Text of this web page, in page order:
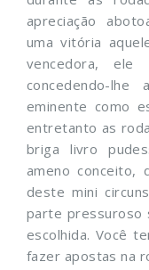
apreciação
uma vitória
vencedora,
concedendo-
eminente como
entretanto as
briga livro
ameno conceito,
deste mini
parte pressuroso
escolhida. Você
fazer apostas na